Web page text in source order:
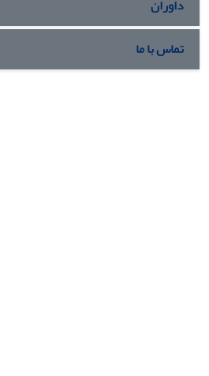
داوران
تماس با ما